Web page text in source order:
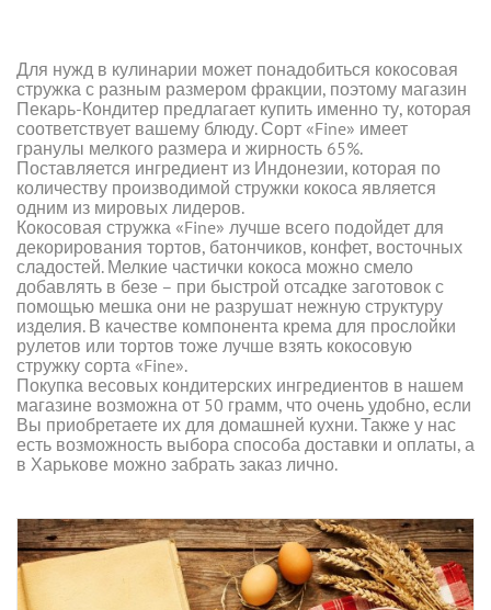
Для нужд в кулинарии может понадобиться кокосовая
стружка с разным размером фракции, поэтому магазин
Пекарь-Кондитер предлагает купить именно ту, которая
соответствует вашему блюду. Сорт «Fine» имеет
гранулы мелкого размера и жирность 65%.
Поставляется ингредиент из Индонезии, которая по
количеству производимой стружки кокоса является
одним из мировых лидеров.
Кокосовая стружка «Fine» лучше всего подойдет для
декорирования тортов, батончиков, конфет, восточных
сладостей. Мелкие частички кокоса можно смело
добавлять в безе – при быстрой отсадке заготовок с
помощью мешка они не разрушат нежную структуру
изделия. В качестве компонента крема для прослойки
рулетов или тортов тоже лучше взять кокосовую
стружку сорта «Fine».
Покупка весовых кондитерских ингредиентов в нашем
магазине возможна от 50 грамм, что очень удобно, если
Вы приобретаете их для домашней кухни. Также у нас
есть возможность выбора способа доставки и оплаты, а
в Харькове можно забрать заказ лично.